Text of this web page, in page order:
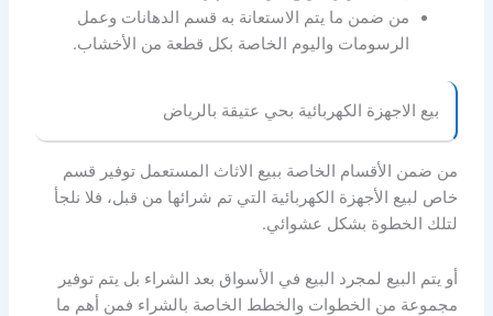
من ضمن ما يتم الاستعانة به قسم الدهانات وعمل
الرسومات واليوم الخاصة بكل قطعة من الأخشاب.
بيع الاجهزة الكهربائية بحي عتيقة بالرياض
من ضمن الأقسام الخاصة ببيع الاثاث المستعمل توفير قسم
خاص لبيع الأجهزة الكهربائية التي تم شرائها من قبل، فلا نلجأ
لتلك الخطوة بشكل عشوائي.
أو يتم البيع لمجرد البيع في الأسواق بعد الشراء بل يتم توفير
مجموعة من الخطوات والخطط الخاصة بالشراء فمن أهم ما